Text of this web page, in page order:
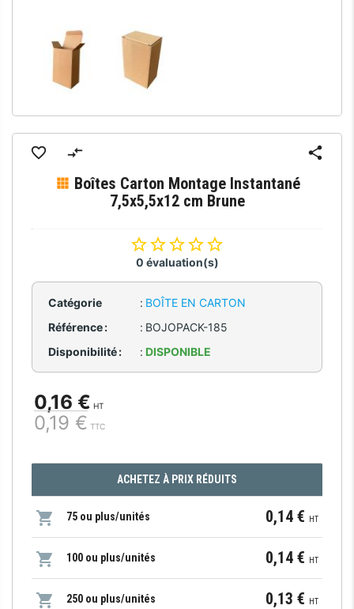
Boîtes Carton Montage Instantané
7,5x5,5x12 cm Brune
0 évaluation(s)
Catégorie : BOÎTE EN CARTON
Référence :
: BOJOPACK-185
Disponibilité :
: DISPONIBLE
0,16 € HT
0,19 € TTC
ACHETEZ À PRIX RÉDUITS
75 ou plus/unités 0,14 € HT
100 ou plus/unités 0,14 € HT
250 ou plus/unités 0,13 € HT